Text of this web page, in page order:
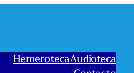
HemerotecaAudioteca